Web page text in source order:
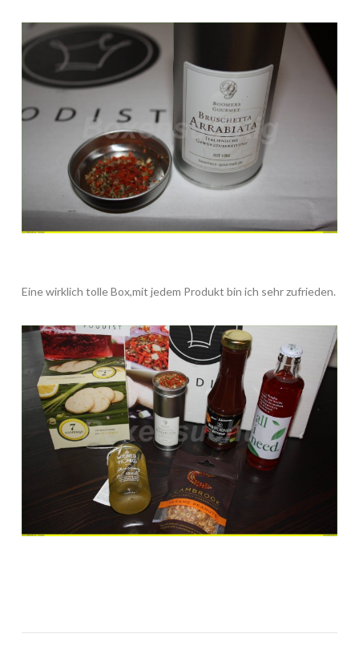
Eine wirklich tolle Box,mit jedem Produkt bin ich sehr zufrieden.